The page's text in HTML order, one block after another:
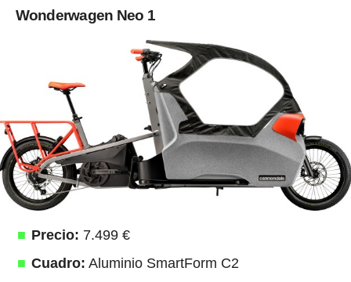
Wonderwagen Neo 1
Precio: 7.499 €
Cuadro: Aluminio SmartForm C2